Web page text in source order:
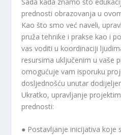
prednosti obrazovanja u
Kao što smo već naveli,
pruža tehnike i prakse kao i
vas voditi u koordinaciji
resursima uključenim u vaše
omogućuje vam isporuku
dosljednošću unutar
Ukratko, upravljanje
prednosti:
● Postavljanje inicijativa koje